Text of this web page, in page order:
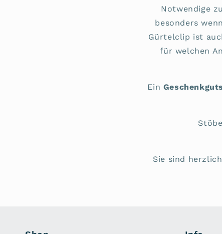
Notwendige
besonders
Gürtelclip ist
für welchen
Ein
Sie sind